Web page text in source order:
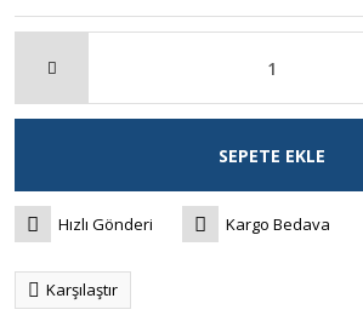
SEPETE EKLE
Hızlı Gönderi Kargo Bedava
Karşılaştır